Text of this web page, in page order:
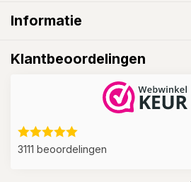
Informatie
Klantbeoordelingen
3111 beoordelingen